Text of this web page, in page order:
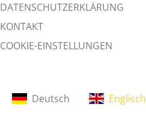
DATENSCHUTZERKLÄRUNG
KONTAKT
COOKIE-EINSTELLUNGEN
Deutsch Englisch